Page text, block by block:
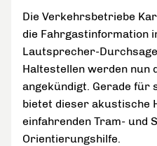
Die Verkehrsbetriebe
die Fahrgastinformation
Lautsprecher-
Haltestellen werden nun
angekündigt. Gerade für
bietet dieser akustische
einfahrenden Tram- und
Orientierungshilfe.